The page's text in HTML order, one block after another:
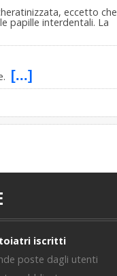
eccetto
papille interdentali. La
[...]
iscritti
poste dagli utenti